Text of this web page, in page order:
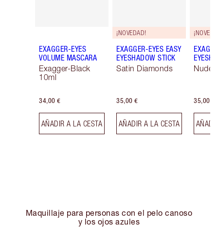
EXAGGER-EYES
VOLUME MASCARA
Exagger-Black
10ml
34,00 €
AÑADIR A LA CESTA
¡NOVEDAD!
EXAGGER-EYES EASY
EYESHADOW STICK
Satin Diamonds
35,00 €
AÑADIR A LA CESTA
Nude
35,00 €
Maquillaje para personas con el pelo canoso
y los ojos azules